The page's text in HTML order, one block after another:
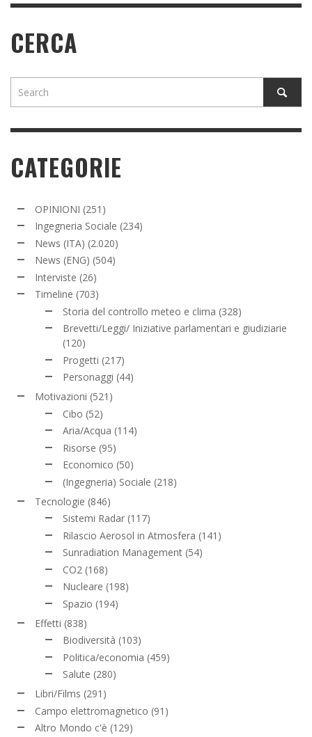
CERCA
CATEGORIE
OPINIONI (251)
Ingegneria Sociale (234)
News (ITA) (2.020)
News (ENG) (504)
Interviste (26)
Timeline (703)
Storia del controllo meteo e clima (328)
Brevetti/Leggi/ Iniziative parlamentari e giudiziarie
(120)
Progetti (217)
Personaggi (44)
Motivazioni (521)
Cibo (52)
Aria/Acqua (114)
Risorse (95)
Economico (50)
(Ingegneria) Sociale (218)
Tecnologie (846)
Sistemi Radar (117)
Rilascio Aerosol in Atmosfera (141)
Sunradiation Management (54)
CO2 (168)
Nucleare (198)
Spazio (194)
Effetti (838)
Biodiversità (103)
Politica/economia (459)
Salute (280)
Libri/Films (291)
Campo elettromagnetico (91)
Altro Mondo c'è (129)